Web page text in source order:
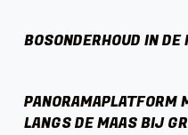
BOSONDERHOUD IN DE
PANORAMAPLATFORM
LANGS DE MAAS BIJ